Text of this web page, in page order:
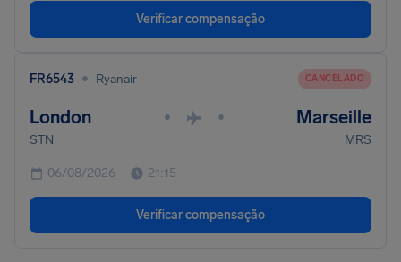
Verificar compensação
FR6543 • Ryanair CANCELADO
London • • Marseille
STN MRS
06/08/2026 21:15
Verificar compensação